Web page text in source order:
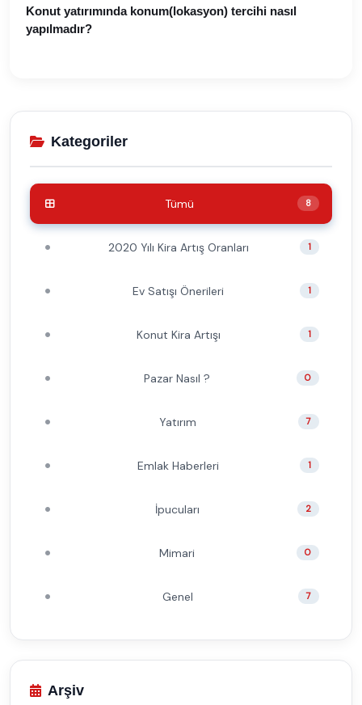
Kategoriler
Tümü 8
2020 Yılı Kira Artış Oranları 1
Ev Satışı Önerileri 1
Konut Kira Artışı 1
Pazar Nasıl ? 0
Yatırım 7
Emlak Haberleri 1
İpucuları 2
Mimari 0
Genel 7
Arşiv
Konut yatırımında konum(lokasyon) tercihi nasıl
yapılmadır?